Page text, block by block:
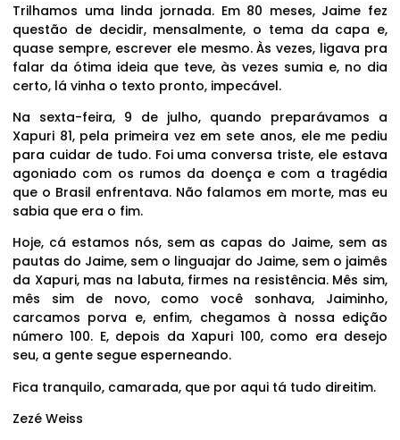
Trilhamos uma linda jornada. Em 80 meses, Jaime fez
questão de decidir, mensalmente, o tema da capa e,
quase sempre, escrever ele mesmo. Às vezes, ligava pra
falar da ótima ideia que teve, às vezes sumia e, no dia
certo, lá vinha o texto pronto, impecável.
Na sexta-feira, 9 de julho, quando preparávamos a
Xapuri 81, pela primeira vez em sete anos, ele me pediu
para cuidar de tudo. Foi uma conversa triste, ele estava
agoniado com os rumos da doença e com a tragédia
que o Brasil enfrentava. Não falamos em morte, mas eu
sabia que era o fim.
Hoje, cá estamos nós, sem as capas do Jaime, sem as
pautas do Jaime, sem o linguajar do Jaime, sem o jaimês
da Xapuri, mas na labuta, firmes na resistência. Mês sim,
mês sim de novo, como você sonhava, Jaiminho,
carcamos porva e, enfim, chegamos à nossa edição
número 100. E, depois da Xapuri 100, como era desejo
seu, a gente segue esperneando.
Fica tranquilo, camarada, que por aqui tá tudo direitim.
Zezé Weiss